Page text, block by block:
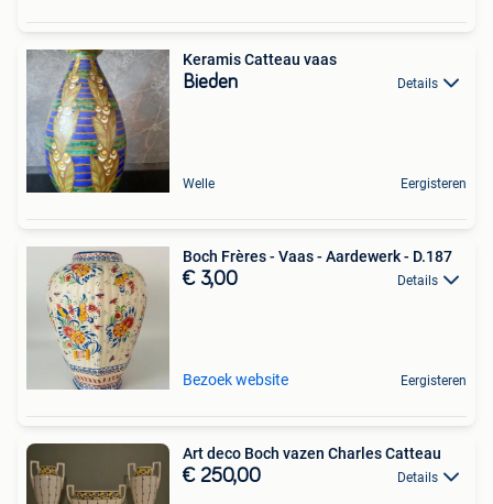
Keramis Catteau vaas
Bieden Details
Welle Eergisteren
Boch Frères - Vaas - Aardewerk - D.187
€ 3,00 Details
Bezoek website Eergisteren
Art deco Boch vazen Charles Catteau
€ 250,00 Details